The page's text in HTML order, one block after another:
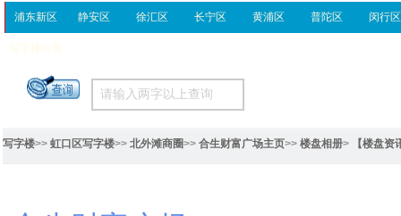
浦东新区 静安区 徐汇区 长宁区 黄浦区 普陀区 闵行区
写字楼出售
写字楼>> 虹口区写字楼>> 北外滩商圈>> 合生财富广场主页>> 楼盘相册> 【楼盘资